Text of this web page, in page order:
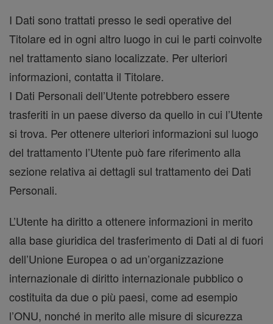
I Dati sono trattati presso le sedi operative del
Titolare ed in ogni altro luogo in cui le parti coinvolte
nel trattamento siano localizzate. Per ulteriori
informazioni, contatta il Titolare.
I Dati Personali dell’Utente potrebbero essere
trasferiti in un paese diverso da quello in cui l’Utente
si trova. Per ottenere ulteriori informazioni sul luogo
del trattamento l’Utente può fare riferimento alla
sezione relativa ai dettagli sul trattamento dei Dati
Personali.
L’Utente ha diritto a ottenere informazioni in merito
alla base giuridica del trasferimento di Dati al di fuori
dell’Unione Europea o ad un’organizzazione
internazionale di diritto internazionale pubblico o
costituita da due o più paesi, come ad esempio
l’ONU, nonché in merito alle misure di sicurezza